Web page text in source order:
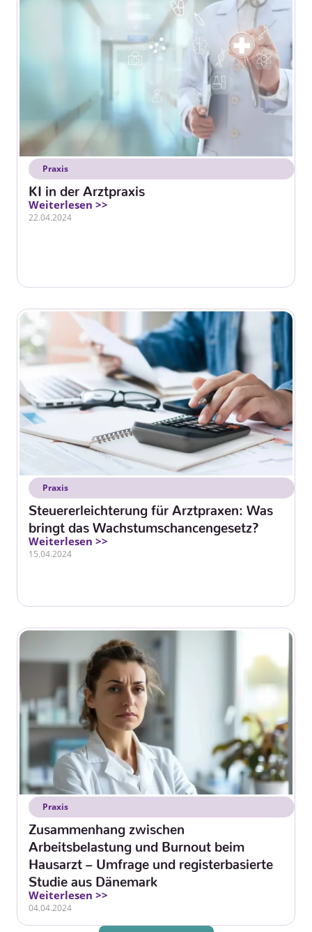
Praxis
KI in der Arztpraxis
Weiterlesen >>
22.04.2024
Praxis
Steuererleichterung für Arztpraxen: Was
bringt das Wachstumschancengesetz?
Weiterlesen >>
15.04.2024
Praxis
Zusammenhang zwischen
Arbeitsbelastung und Burnout beim
Hausarzt – Umfrage und registerbasierte
Studie aus Dänemark
Weiterlesen >>
04.04.2024